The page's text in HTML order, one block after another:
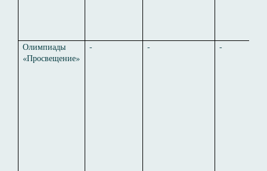
Олимпиады
«Просвещение»
- - -